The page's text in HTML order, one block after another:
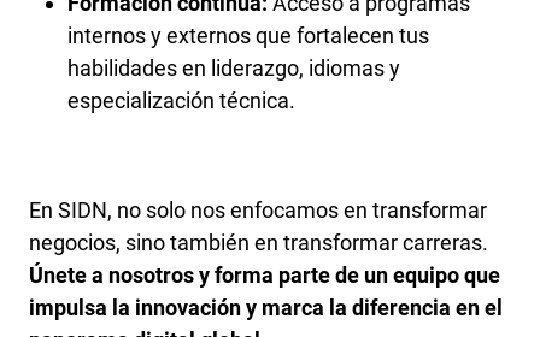
internos y externos que fortalecen tus
habilidades en liderazgo, idiomas y
especialización técnica.
En SIDN, no solo nos enfocamos en transformar
negocios, sino también en transformar carreras.
Únete a nosotros y forma parte de un equipo que
impulsa la innovación y marca la diferencia en el